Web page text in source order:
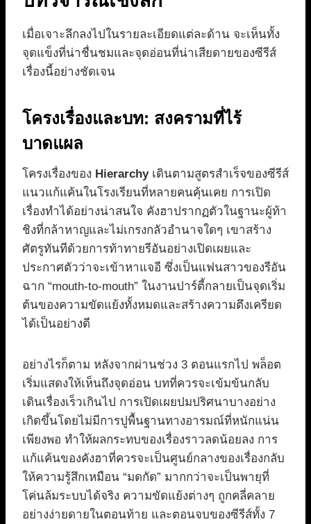
เมื่อเจาะลึกลงไปในรายละเอียดแต่ละด้าน จะเห็นทั้ง
จุดแข็งที่น่าชื่นชมและจุดอ่อนที่น่าเสียดายของซีรีส์
เรื่องนี้อย่างชัดเจน
โครงเรื่องและบท: สงครามที่ไร้
บาดแผล
โครงเรื่องของ Hierarchyเดินตามสูตรสำเร็จของซีรีส์
แนวแก้แค้นในโรงเรียนที่หลายคนคุ้นเคย การเปิด
เรื่องทำได้อย่างน่าสนใจ คังฮาปรากฏตัวในฐานะผู้ท้า
ชิงที่กล้าหาญและไม่เกรงกลัวอำนาจใดๆ เขาสร้าง
ศัตรูทันทีด้วยการท้าทายรีอันอย่างเปิดเผยและ
ประกาศตัวว่าจะเข้าหาแจอี ซึ่งเป็นแฟนสาวของรีอัน
ฉาก “mouth-to-mouth” ในงานปาร์ตี้กลายเป็นจุดเริ่ม
ต้นของความขัดแย้งทั้งหมดและสร้างความตึงเครียด
ได้เป็นอย่างดี
อย่างไรก็ตาม หลังจากผ่านช่วง 3 ตอนแรกไป พล็อต
เริ่มแสดงให้เห็นถึงจุดอ่อน บทที่ควรจะเข้มข้นกลับ
เดินเรื่องเร็วเกินไป การเปิดเผยปมปริศนาบางอย่าง
เกิดขึ้นโดยไม่มีการปูพื้นฐานทางอารมณ์ที่หนักแน่น
เพียงพอ ทำให้ผลกระทบของเรื่องราวลดน้อยลง การ
แก้แค้นของคังฮาที่ควรจะเป็นศูนย์กลางของเรื่องกลับ
ให้ความรู้สึกเหมือน “มดกัด” มากกว่าจะเป็นพายุที่
โค่นล้มระบบได้จริง ความขัดแย้งต่างๆ ถูกคลี่คลาย
อย่างง่ายดายในตอนท้าย และตอนจบของซีรีส์ทั้ง 7